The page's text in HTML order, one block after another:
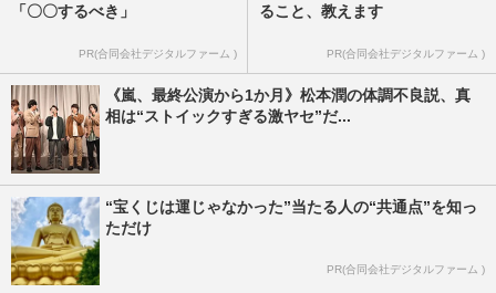
「〇〇するべき」
PR(合同会社デジタルファーム )
ること、教えます
PR(合同会社デジタルファーム )
《嵐、最終公演から1か月》松本潤の体調不良説、真
相は“ストイックすぎる激ヤセ”だ...
“宝くじは運じゃなかった”当たる人の“共通点”を知っ
ただけ
PR(合同会社デジタルファーム )